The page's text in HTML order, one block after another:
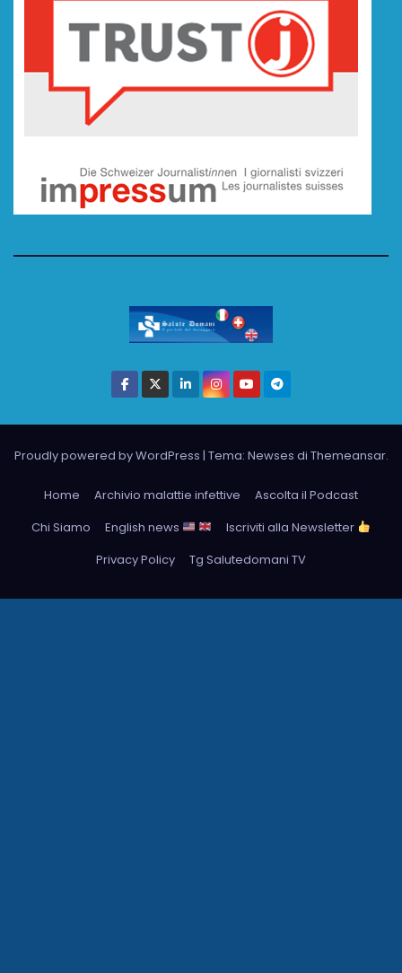
Proudly powered by WordPress | Tema: Newses di Themeansar.
Home Archivio malattie infettive
Ascolta il Podcast
Chi Siamo
English news
Iscriviti alla Newsletter
Privacy Policy
Tg Salutedomani TV